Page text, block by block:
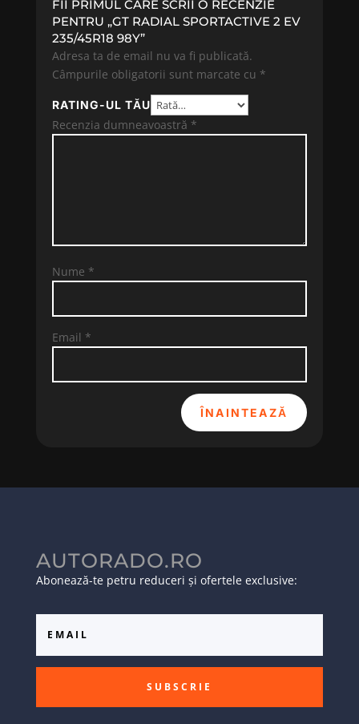
FII PRIMUL CARE SCRII O RECENZIE
PENTRU „GT RADIAL SPORTACTIVE 2 EV
235/45R18 98Y”
Adresa ta de email nu va fi publicată.
Câmpurile obligatorii sunt marcate cu *
RATING-UL TĂU
Recenzia dumneavoastră *
Nume *
Email *
ÎNAINTEAZĂ
AUTORADO.RO
Abonează-te petru reduceri și ofertele exclusive:
SUBSCRIE